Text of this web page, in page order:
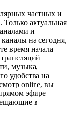
частных и
Только актуальная
и
на сегодня,
время начала
музыка,
удобства на
online, вы
эфире
в